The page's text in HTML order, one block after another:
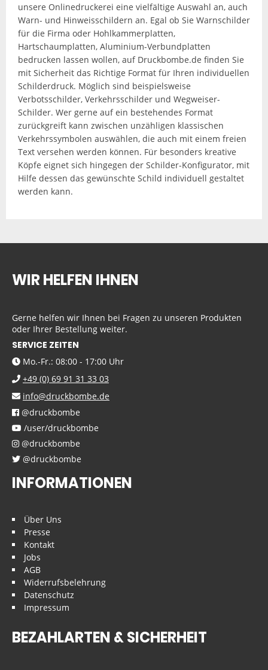
unsere Onlinedruckerei eine vielfältige Auswahl an, auch
Warn- und Hinweisschildern an. Egal ob Sie Warnschilder
für die Firma oder Hohlkammerplatten,
Hartschaumplatten, Aluminium-Verbundplatten
bedrucken lassen wollen, auf Druckbombe.de finden Sie
mit Sicherheit das Richtige Format für Ihren individuellen
Schilderdruck. Möglich sind beispielsweise
Verbotsschilder, Verkehrsschilder und Wegweiser-
Schilder. Wer gerne auf ein bestehendes Format
zurückgreift kann zwischen unzähligen klassischen
Verkehrssymbolen auswählen, die auch mit einem freien
Text versehen werden können. Für besonders kreative
Köpfe eignet sich hingegen der Schilder-Konfigurator, mit
Hilfe dessen das gewünschte Schild individuell gestaltet
werden kann.
WIR HELFEN IHNEN
Gerne helfen wir Ihnen bei Fragen zu unseren Produkten
oder Ihrer Bestellung weiter.
SERVICE ZEITEN
Mo.-Fr.: 08:00 - 17:00 Uhr
+49 (0) 69 91 31 33 03
info@druckbombe.de
@druckbombe
/user/druckbombe
@druckbombe
@druckbombe
INFORMATIONEN
Über Uns
Presse
Kontakt
Jobs
AGB
Widerrufsbelehrung
Datenschutz
Impressum
BEZAHLARTEN & SICHERHEIT